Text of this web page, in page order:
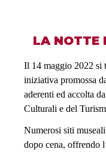
LA NOTTE
Il 14 maggio 2022 si
iniziativa promossa
aderenti ed accolta
Culturali e del
Numerosi siti
dopo cena, offrendo